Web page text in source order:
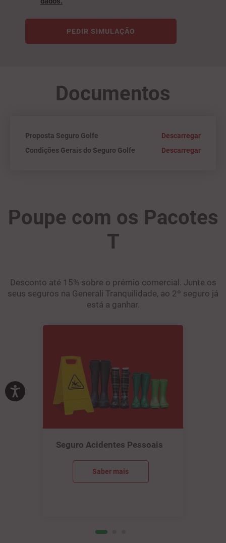
PEDIR SIMULAÇÃO
Documentos
Proposta Seguro Golfe
Descarregar
Condições Gerais do Seguro Golfe
Descarregar
Poupe com os Pacotes
T
Desconto até 15% sobre o prémio comercial. Junte os
seus seguros na Generali Tranquilidade, ao 2º seguro já
está a ganhar.
Seguro Acidentes Pessoais
Saber mais